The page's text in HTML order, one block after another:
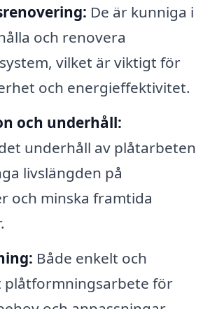
De är kunniga i
och renovera
vilket är viktigt för
och energieffektivitet.
och underhåll:
underhåll av plåtarbeten
livslängden på
och minska framtida
Både enkelt och
plåtformningsarbete för